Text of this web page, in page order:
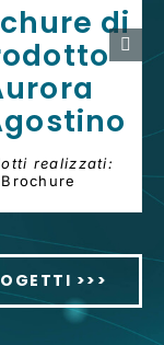
di
realizzati:
Brochure
>>>